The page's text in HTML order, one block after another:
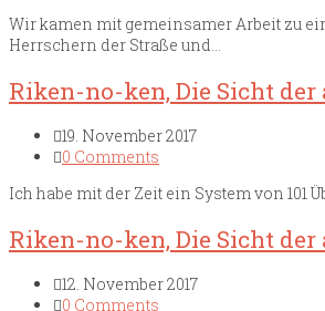
Wir kamen mit gemeinsamer Arbeit zu
Herrschern der Straße und…
Riken-no-ken, Die Sicht
19. November 2017
0 Comments
Ich habe mit der Zeit ein System von
Riken-no-ken, Die Sicht
12. November 2017
0 Comments